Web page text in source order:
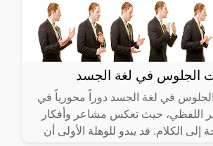
الجلوس في لغة الجسد
في لغة الجسد دوراً محورياً في
اللفظي، حيث تعكس مشاعر وأفكار
إلى الكلام. قد يبدو للوهلة الأولى أن